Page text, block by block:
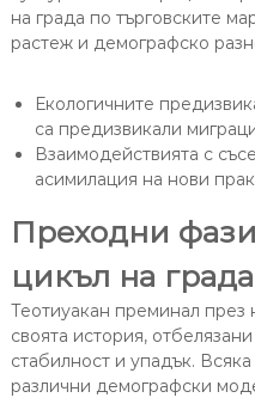
на града по търговските
растеж и демографско
Екологичните
са предизвикали
Взаимодействията с
асимилация на нови
Преходни
цикъл на града
Теотиуакан преминал през
своята история,
стабилност и упадък.
различни демографски